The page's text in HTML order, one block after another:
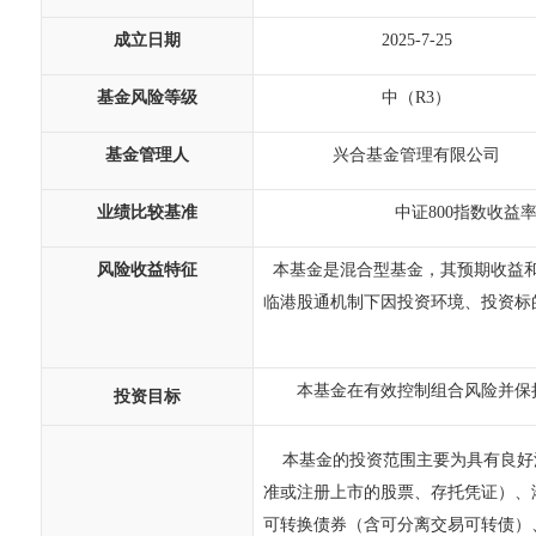
成立日期 2025-7-25
基金风险等级 中（R3）
基金管理人 兴合基金管理有限公司
业绩比较基准 中证800指数收益
风险收益特征
本基金是混合型基金，其预期收益
临港股通机制下因投资环境、投资
投资目标 本基金在有效控制组合风险并
本基金的投资范围主要为具有良好
准或注册上市的股票、存托凭证）
可转换债券（含可分离交易可转债